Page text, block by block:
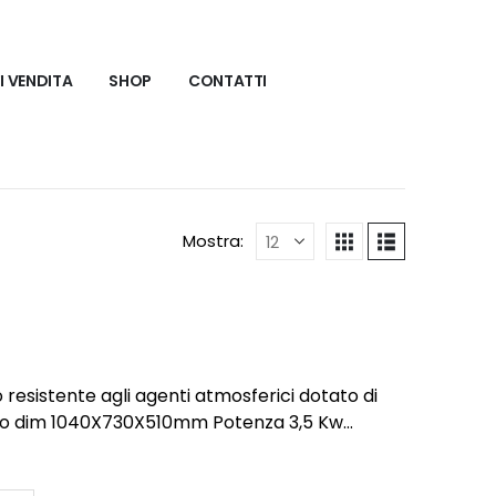
VENDITA SHOP CONTATTI
Mostra:
resistente agli agenti atmosferici dotato di
Combustibile Bioetanolo consigliato da Biò
mod40 cm Finiture disponibili: bianco,